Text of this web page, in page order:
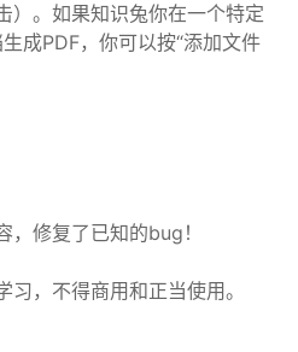
）。如果知识兔你在一个特定
成PDF，你可以按“添加文件
，修复了已知的bug！
，不得商用和正当使用。